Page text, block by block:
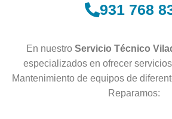
931 768
En nuestro Servicio Técnico
especializados en ofrecer
Mantenimiento de equipos de
Reparamos: